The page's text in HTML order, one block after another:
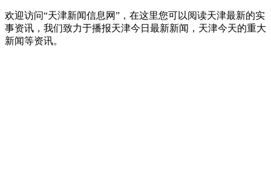
欢迎访问“天津新闻信息网”，在这里您可以阅读天津最新的实
事资讯，我们致力于播报天津今日最新新闻，天津今天的重大
新闻等资讯。